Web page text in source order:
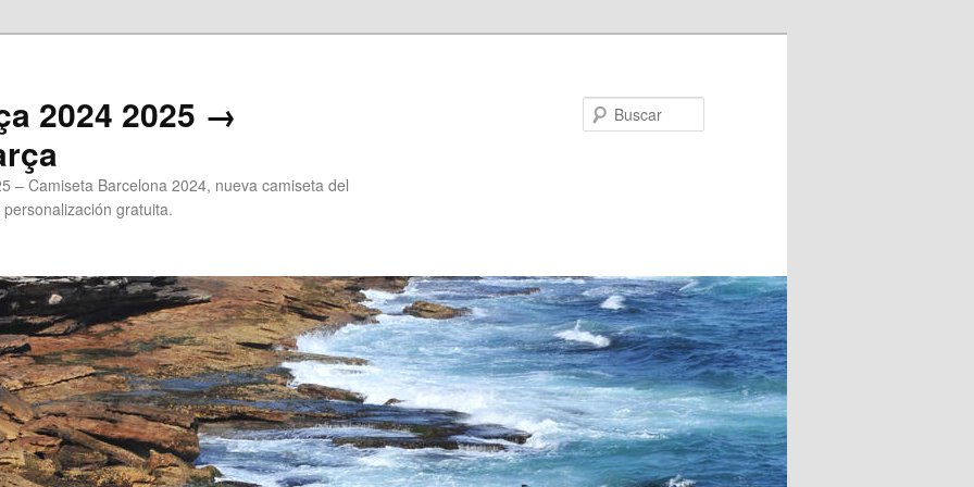
2024 2025 →
– Camiseta Barcelona 2024, nueva camiseta del
gratuita.